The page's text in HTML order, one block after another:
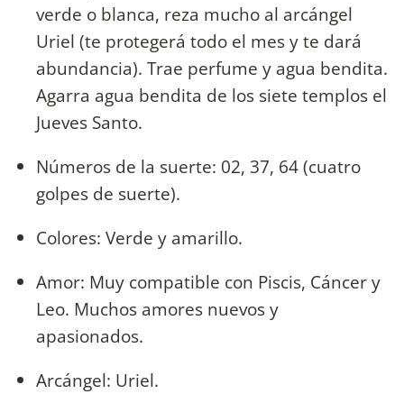
verde o blanca, reza mucho al arcángel
Uriel (te protegerá todo el mes y te dará
abundancia). Trae perfume y agua bendita.
Agarra agua bendita de los siete templos el
Jueves Santo.
Números de la suerte: 02, 37, 64 (cuatro
golpes de suerte).
Colores: Verde y amarillo.
Amor: Muy compatible con Piscis, Cáncer y
Leo. Muchos amores nuevos y
apasionados.
Arcángel: Uriel.